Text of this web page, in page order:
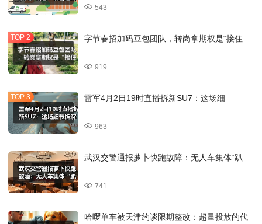
543
字节春招加码豆包团队，转岗拿期权是“接住
919
雷军4月2日19时直播拆新SU7：这场细
963
武汉交警通报萝卜快跑故障：无人车集体“趴
741
哈啰单车被天津约谈限期整改：超量投放的代